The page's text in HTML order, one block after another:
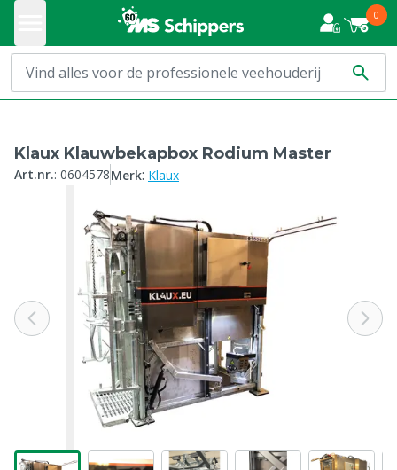
0
Klaux Klauwbekapbox Rodium Master
Art.nr.: 0604578Merk: Klaux